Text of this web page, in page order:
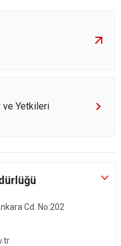
ve Yetkileri
Cd. No:202